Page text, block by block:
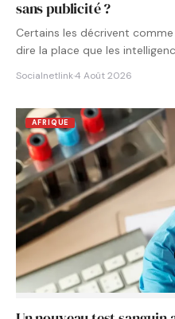
sans publicité ?
Certains les décrivent
dire la place que les
Socialnetlink·4 Août 2026
AFRIQUE